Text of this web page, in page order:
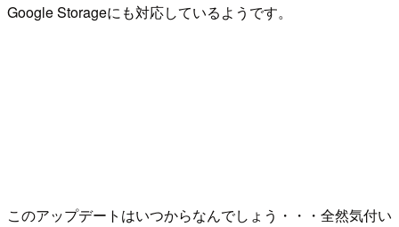
Google Storageにも対応しているようです。
このアップデートはいつからなんでしょう・・・全然気付い